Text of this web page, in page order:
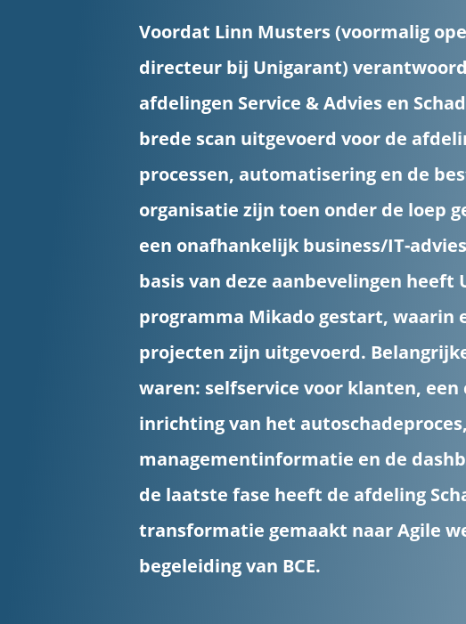
Voordat Linn Musters (voormalig
directeur bij Unigarant)
afdelingen Service & Advies en
brede scan uitgevoerd voor de
processen, automatisering en de
organisatie zijn toen onder de loep
een onafhankelijk business/IT-
basis van deze aanbevelingen heeft
programma Mikado gestart, waarin
projecten zijn uitgevoerd.
waren: selfservice voor klanten,
inrichting van het autoschadeproces,
managementinformatie en de
de laatste fase heeft de afdeling
transformatie gemaakt naar Agile
begeleiding van BCE.